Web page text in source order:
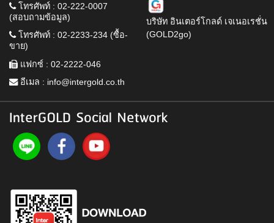
โทรศัพท์ : 02-222-0007
(สอบถามข้อมูล)
โทรศัพท์ : 02-2233-234 (ซื้อ-
ขาย)
แฟกซ์ : 02-2222-046
อีเมล : info@intergold.co.th
บริษัท อินเตอร์โกลด์ เจเนอเรชั่น
(GOLD2go)
InterGOLD Social Network